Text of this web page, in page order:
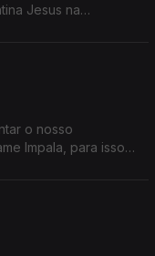
Jesus na
o nosso
Impala, para isso